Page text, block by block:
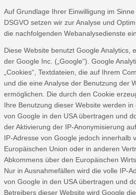
Auf Grundlage Ihrer Einwilligung im Sinne
DSGVO setzen wir zur Analyse und
die nachfolgenden Webanalysedienste
Diese Website benutzt Google Analytics,
der Google Inc. („Google“). Google
„Cookies“, Textdateien, die auf Ihrem
und die eine Analyse der Benutzung der
ermöglichen. Die durch den Cookie
Ihre Benutzung dieser Website werden
von Google in den USA übertragen und
der Aktivierung der IP-Anonymisierung
IP-Adresse von Google jedoch innerhalb
Europäischen Union oder in anderen
Abkommens über den Europäischen
Nur in Ausnahmefällen wird die volle IP-
von Google in den USA übertragen und
Betreibers dieser Website wird Google